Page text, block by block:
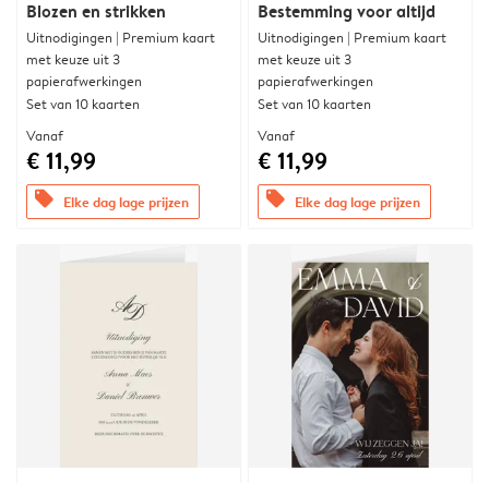
Blozen en strikken
Uitnodigingen | Premium kaart
met keuze uit 3
papierafwerkingen
Set van 10 kaarten
Vanaf
€ 11,99
offers Elke dag lage prijzen
Bestemming voor altijd
Uitnodigingen | Premium kaart
met keuze uit 3
papierafwerkingen
Set van 10 kaarten
Vanaf
€ 11,99
offers Elke dag lage prijzen